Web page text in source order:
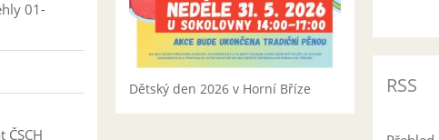
01-
Dětský den 2026 v Horní Bříze RSS